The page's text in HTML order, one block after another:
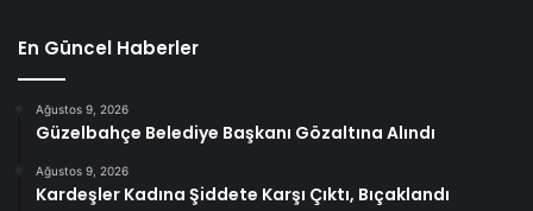
En Güncel Haberler
Ağustos 9, 2026
Güzelbahçe Belediye Başkanı Gözaltına Alındı
Ağustos 9, 2026
Kardeşler Kadına Şiddete Karşı Çıktı, Bıçaklandı